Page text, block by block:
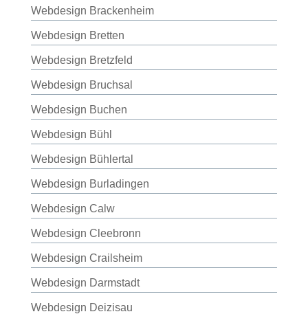
Webdesign Brackenheim
Webdesign Bretten
Webdesign Bretzfeld
Webdesign Bruchsal
Webdesign Buchen
Webdesign Bühl
Webdesign Bühlertal
Webdesign Burladingen
Webdesign Calw
Webdesign Cleebronn
Webdesign Crailsheim
Webdesign Darmstadt
Webdesign Deizisau